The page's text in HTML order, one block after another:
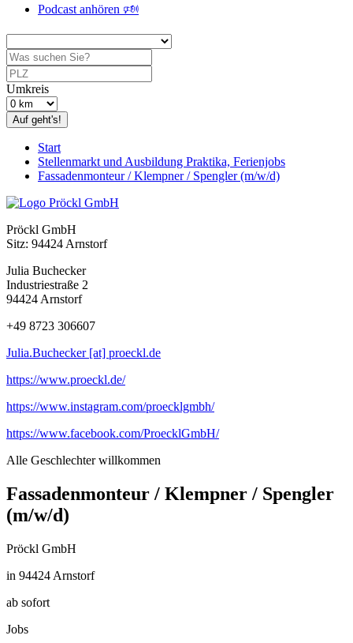
Podcast anhören 🕬
Umkreis
Auf geht's!
Start
Stellenmarkt und Ausbildung Praktika, Ferienjobs
Fassadenmonteur / Klempner / Spengler (m/w/d)
Pröckl GmbH
Sitz: 94424 Arnstorf
Julia Buchecker
Industriestraße 2
94424 Arnstorf
+49 8723 306607
Julia.Buchecker [at] proeckl.de
https://www.proeckl.de/
https://www.instagram.com/proecklgmbh/
https://www.facebook.com/ProecklGmbH/
Alle Geschlechter willkommen
Fassadenmonteur / Klempner / Spengler
(m/w/d)
Pröckl GmbH
in 94424 Arnstorf
ab sofort
Jobs